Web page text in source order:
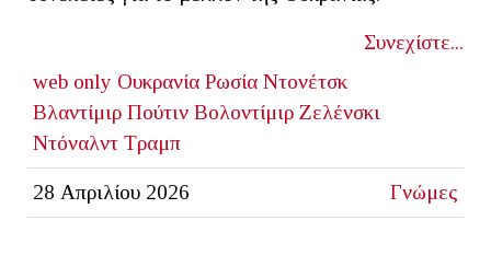
Συνεχίστε...
web only Ουκρανία Ρωσία Ντονέτσκ
Βλαντίμιρ Πούτιν Βολοντίμιρ Ζελένσκι
Ντόναλντ Τραμπ
28 Απριλίου 2026 Γνώμες